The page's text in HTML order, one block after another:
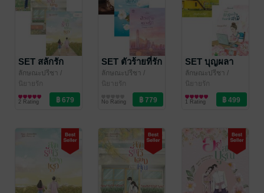
SET สลักรัก
ลักษณะปรีชา /
ทักษาวารี
นิยายรัก
2 Rating
SET ตัวร้ายที่รัก
ลักษณะปรีชา /
ทักษาวารี
นิยายรัก
No Rating
SET บุญผลา
ลักษณะปรีชา /
ทักษาวารี
นิยายรัก
1 Rating